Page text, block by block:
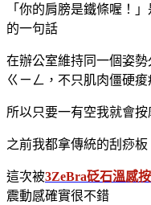
「你的肩膀是鐵條喔！
的一句話
在辦公室維持同一個姿
ㄍㄧㄥ，不只肌肉僵硬
所以只要一有空我就會
之前我都拿傳統的刮痧
這次被3ZeBra砭石溫感
震動感確實很不錯